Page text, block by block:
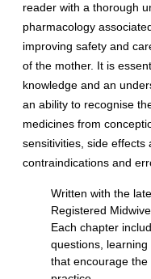
reader with a thorough
pharmacology
improving safety and
of the mother. It is
knowledge and an
an ability to recognise
medicines from
sensitivities, side effects
contraindications and
Written with the
Registered
Each chapter
questions,
that encourage